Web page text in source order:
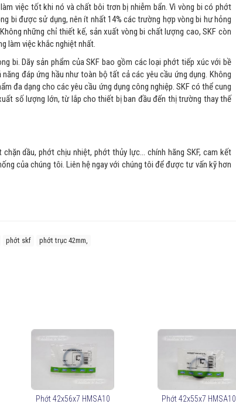
việc tốt khi nó và chất bôi trơn bị nhiễm bẩn. Vì vòng bi có phớt
bi được sử dụng, nên ít nhất 14% các trường hợp vòng bi hư hỏng
những chỉ thiết kế, sản xuất vòng bi chất lượng cao, SKF còn
làm việc khắc nghiệt nhất.
bi. Dãy sản phẩm của SKF bao gồm các loại phớt tiếp xúc với bề
đáp ứng hầu như toàn bộ tất cả các yêu cầu ứng dụng. Không
đa dạng cho các yêu cầu ứng dụng công nghiệp. SKF có thể cung
số lượng lớn, từ lắp cho thiết bị ban đầu đến thị trường thay thế
dầu, phớt chịu nhiệt, phớt thủy lực... chính hãng SKF, cam kết
của chúng tôi. Liên hệ ngay với chúng tôi để được tư vấn kỹ hơn
phớt skf phớt trục 42mm,
Phớt 42x56x7 HMSA10
Phớt 42x55x7 HMSA10